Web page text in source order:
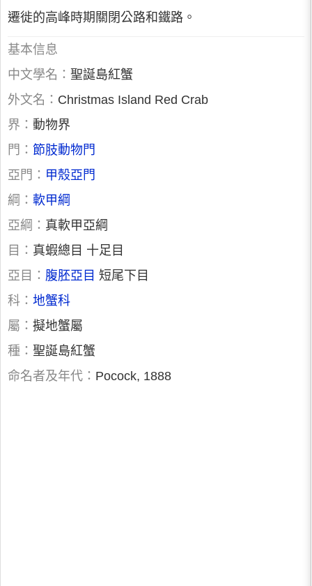
遷徙的高峰時期關閉公路和鐵路。
基本信息
中文學名： 聖誕島紅蟹
外文名： Christmas Island Red Crab
界： 動物界
門： 節肢動物門
亞門： 甲殼亞門
綱： 軟甲綱
亞綱： 真軟甲亞綱
目： 真蝦總目 十足目
亞目： 腹胚亞目 短尾下目
科： 地蟹科
屬： 擬地蟹屬
種： 聖誕島紅蟹
命名者及年代： Pocock, 1888